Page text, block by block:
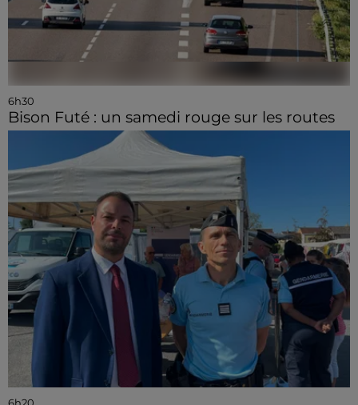
6h30
Bison Futé : un samedi rouge sur les routes